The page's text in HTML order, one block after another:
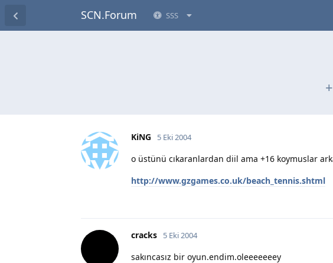
SCN.Forum SSS
KiNG 5 Eki 2004
o üstünü cıkaranlardan diil ama +16 koymuslar
http://www.gzgames.co.uk/beach_tennis.shtml
cracks 5 Eki 2004
sakıncasız bir oyun.endim.oleeeeeeey